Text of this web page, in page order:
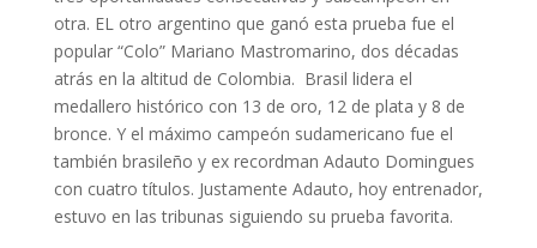
otra. EL otro argentino que ganó esta prueba fue el
popular “Colo” Mariano Mastromarino, dos décadas
atrás en la altitud de Colombia. Brasil lidera el
medallero histórico con 13 de oro, 12 de plata y 8 de
bronce. Y el máximo campeón sudamericano fue el
también brasileño y ex recordman Adauto Domingues
con cuatro títulos. Justamente Adauto, hoy entrenador,
estuvo en las tribunas siguiendo su prueba favorita.